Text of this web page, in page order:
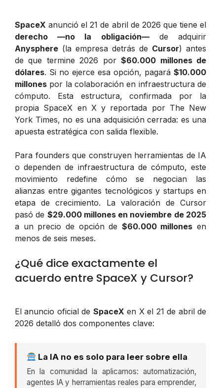
SpaceX anunció el 21 de abril de 2026 que tiene el
derecho —no la obligación—de adquirir
Anysphere (la empresa detrás de Cursor) antes
de que termine 2026 por$60.000 millones de
dólares. Si no ejerce esa opción, pagará $10.000
millones por la colaboración en infraestructura de
cómputo. Esta estructura, confirmada por la
propia SpaceX en X y reportada por The New
York Times, no es una adquisición cerrada: es una
apuesta estratégica con salida flexible.
Para founders que construyen herramientas de IA
o dependen de infraestructura de cómputo, este
movimiento redefine cómo se negocian las
alianzas entre gigantes tecnológicos y startups en
etapa de crecimiento. La valoración de Cursor
pasó de $29.000 millones en noviembre de 2025
a un precio de opción de $60.000 millones en
menos de seis meses.
¿Qué dice exactamente el
acuerdo entre SpaceX y Cursor?
El anuncio oficial de SpaceX en X el 21 de abril de
2026 detalló dos componentes clave:
La IA no es solo para leer sobre ella
En la comunidad la aplicamos: automatización,
agentes IA y herramientas reales para emprender,